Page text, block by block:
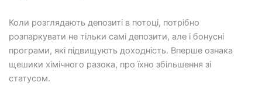
Коли розглядають депозиті в потоці, потрібно
розпаркувати не тільки самі депозити, але і бонусні
програми, які підвищують доходність. Вперше ознака
щешики хімічного разока, про їхно збільшення зі
статусом.